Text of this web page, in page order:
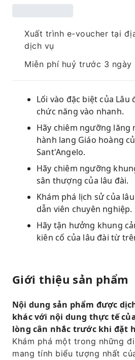
Xuất trình e-voucher tại
dịch vụ
Miễn phí huỷ trước 3 ngày
Lối vào đặc biệt của Lâu
chức năng vào nhanh.
Hãy chiêm ngưỡng lăng
hành lang Giáo hoàng
Sant'Angelo.
Hãy chiêm ngưỡng
sân thượng của lâu đài.
Khám phá lịch sử của
dẫn viên chuyên nghiệp.
Hãy tận hưởng khung
kiên cố của lâu đài từ
Giới thiệu sản phẩm
Nội dung sản phẩm được
khác với nội dung thực tế
lòng cân nhắc trước khi đặt
Khám phá một trong những
mang tính biểu tượng nhất